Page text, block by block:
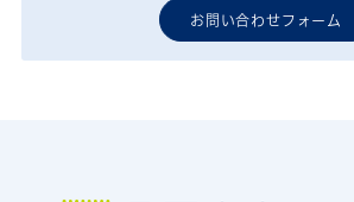
お問い合わせフォーム